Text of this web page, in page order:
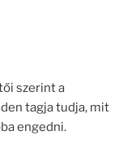
szerint a
tagja tudja, mit
engedni.